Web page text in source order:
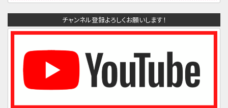
チャンネル登録よろしくお願いします！